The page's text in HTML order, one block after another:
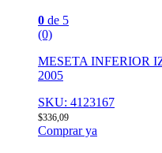
0 de 5
(0)
MESETA INFERIOR
2005
SKU: 4123167
$336,09
Comprar ya